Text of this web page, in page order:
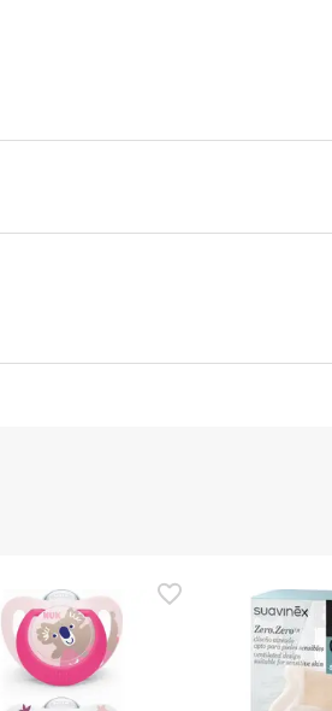
estamos a trabalhar nisso.
também podes devolver o produto